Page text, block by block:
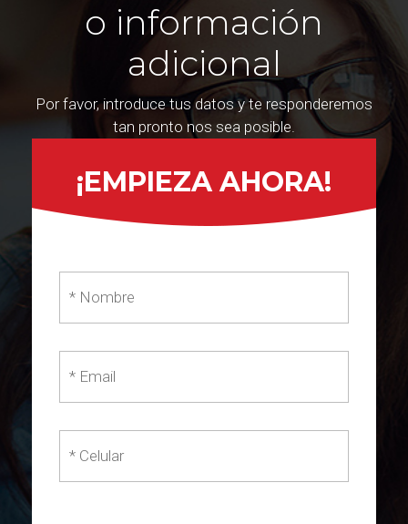
o información
adicional
Por favor, introduce tus datos y te responderemos
tan pronto nos sea posible.
¡EMPIEZA AHORA!